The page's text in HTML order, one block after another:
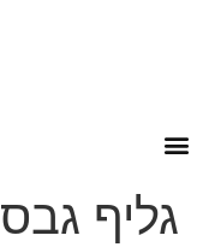
גליף גבס